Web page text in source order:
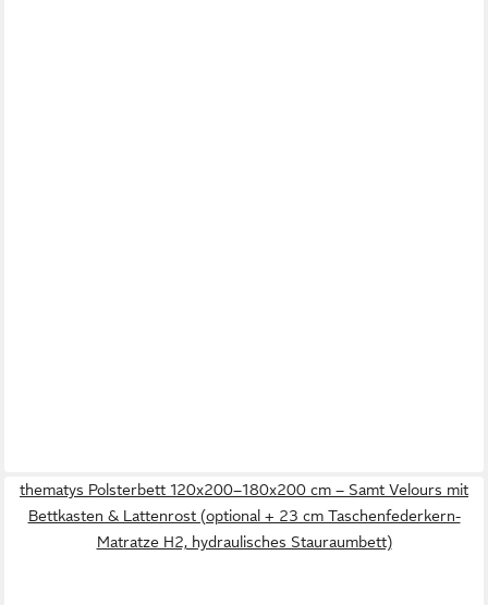
thematys Polsterbett 120x200–180x200 cm – Samt Velours mit
Bettkasten & Lattenrost (optional + 23 cm Taschenfederkern-
Matratze H2, hydraulisches Stauraumbett)